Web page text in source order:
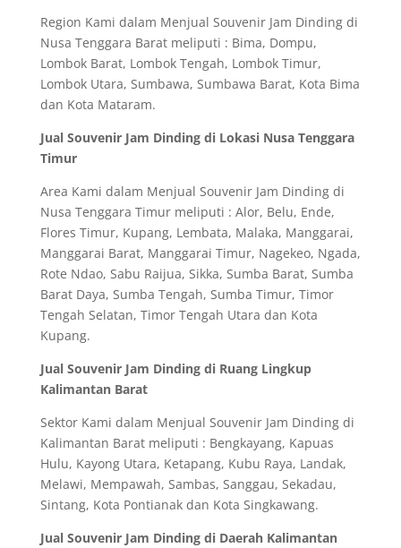
Region Kami dalam Menjual Souvenir Jam Dinding di
Nusa Tenggara Barat meliputi : Bima, Dompu,
Lombok Barat, Lombok Tengah, Lombok Timur,
Lombok Utara, Sumbawa, Sumbawa Barat, Kota Bima
dan Kota Mataram.
Jual Souvenir Jam Dinding di Lokasi Nusa Tenggara
Timur
Area Kami dalam Menjual Souvenir Jam Dinding di
Nusa Tenggara Timur meliputi : Alor, Belu, Ende,
Flores Timur, Kupang, Lembata, Malaka, Manggarai,
Manggarai Barat, Manggarai Timur, Nagekeo, Ngada,
Rote Ndao, Sabu Raijua, Sikka, Sumba Barat, Sumba
Barat Daya, Sumba Tengah, Sumba Timur, Timor
Tengah Selatan, Timor Tengah Utara dan Kota
Kupang.
Jual Souvenir Jam Dinding di Ruang Lingkup
Kalimantan Barat
Sektor Kami dalam Menjual Souvenir Jam Dinding di
Kalimantan Barat meliputi : Bengkayang, Kapuas
Hulu, Kayong Utara, Ketapang, Kubu Raya, Landak,
Melawi, Mempawah, Sambas, Sanggau, Sekadau,
Sintang, Kota Pontianak dan Kota Singkawang.
Jual Souvenir Jam Dinding di Daerah Kalimantan